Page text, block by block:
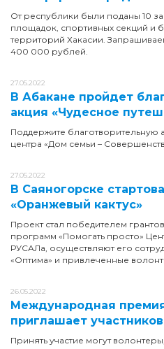
От республики были поданы 10
площадок, спортивных секций и
территорий Хакасии.
400 000 рублей.
27.05.2022
В Абакане пройдет
акция «Чудесное
Поддержите благотворительную
центра «Дом семьи –
27.05.2022
В Саяногорске
«Оранжевый кактус»
Проект стал победителем
программ «Помогать просто»
РУСАЛа, осуществляют его
«Оптима» и привлеченные
26.05.2022
Международная
приглашает
Принять участие могут